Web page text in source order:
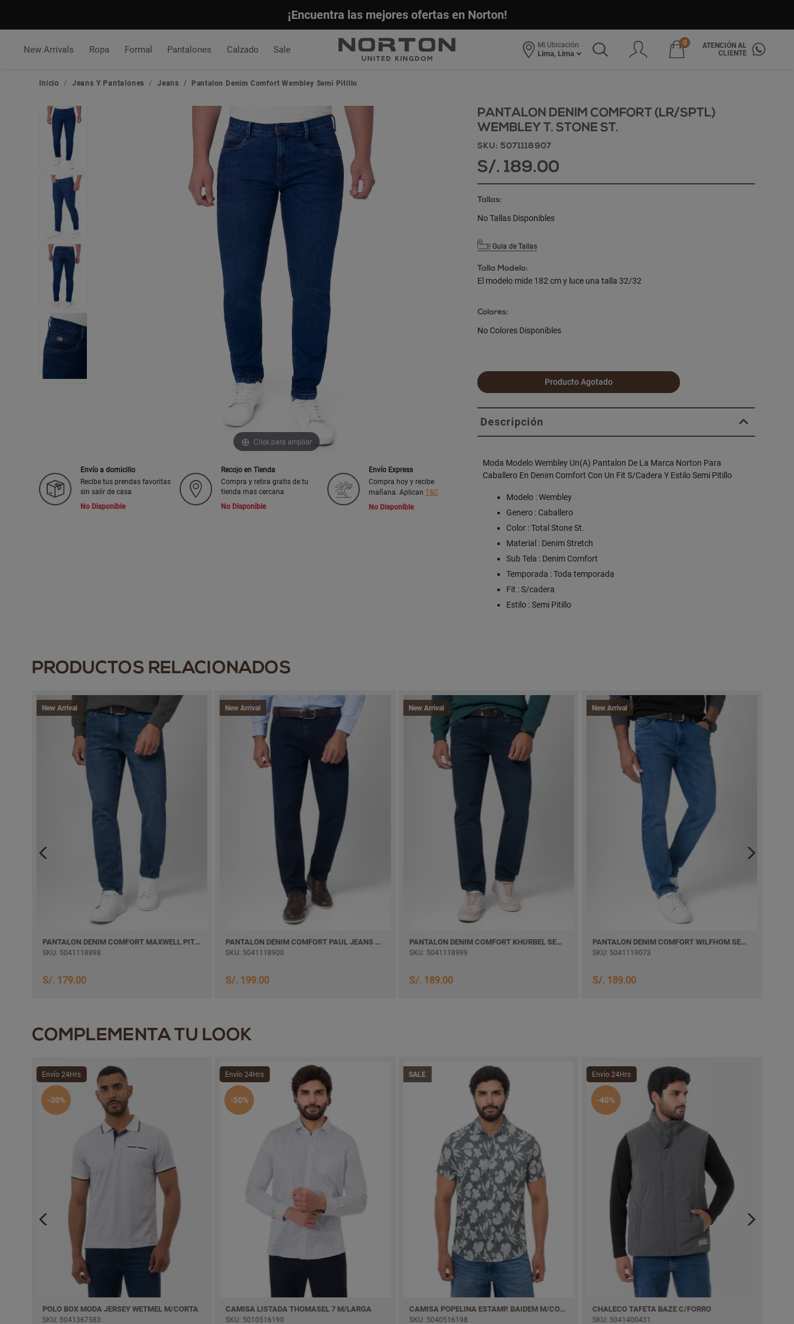
¡Encuentra las mejores ofertas en Norton!
New Arrivals Ropa Formal Pantalones Calzado Sale Mi Ubicación
Lima, Lima
0
ATENCIÓN AL
CLIENTE
Inicio Jeans Y Pantalones Jeans Pantalon Denim Comfort Wembley Semi Pitillo
Click para ampliar
Envío a domicilio
Recibe tus prendas favoritas
sin salir de casa
No Disponible
Recojo en Tienda
Compra y retira gratis de tu
tienda mas cercana
No Disponible
Envío Express
Compra hoy y recibe
mañana. Aplican T&C
No Disponible
PANTALON DENIM COMFORT (LR/SPTL)
WEMBLEY T. STONE ST.
SKU: 5071118907
S/. 189.00
Tallas:
No Tallas Disponibles
Guia de Tallas
Talla Modelo:
El modelo mide 182 cm y luce una talla 32/32
Colores:
No Colores Disponibles
Producto Agotado
Descripción
Moda Modelo Wembley Un(A) Pantalon De La Marca Norton Para
Caballero En Denim Comfort Con Un Fit S/Cadera Y Estilo Semi Pitillo
Modelo : Wembley
Genero : Caballero
Color : Total Stone St.
Material : Denim Stretch
Sub Tela : Denim Comfort
Temporada : Toda temporada
Fit : S/cadera
Estilo : Semi Pitillo
PRODUCTOS RELACIONADOS
New Arrival
PANTALON DENIM COMFORT MAXWELL PITILLO
SKU: 5041118898
S/. 179.00
New Arrival
PANTALON DENIM COMFORT PAUL JEANS SEMI PITILLO
SKU: 5041118900
S/. 199.00
New Arrival
PANTALON DENIM COMFORT KHURBEL SEMI PITILLO
SKU: 5041118999
S/. 189.00
New Arrival
PANTALON DENIM COMFORT WILFHOM SEMI PITILLO
SKU: 5041119073
S/. 189.00
COMPLEMENTA TU LOOK
Envío 24Hrs
-30%
POLO BOX MODA JERSEY WETMEL M/CORTA
SKU: 5041367583
Envío 24Hrs
-50%
CAMISA LISTADA THOMASEL 7 M/LARGA
SKU: 5010516190
SALE
CAMISA POPELINA ESTAMP. BAIDEM M/CORTA
SKU: 5040516198
Envío 24Hrs
-40%
CHALECO TAFETA BAZE C/FORRO
SKU: 5041400431